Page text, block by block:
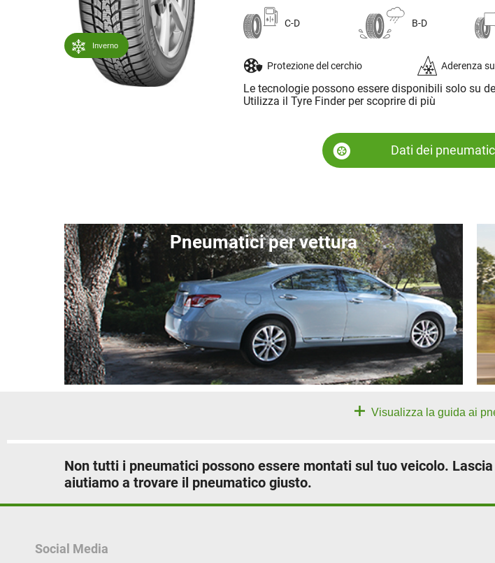
Inverno
C-D B-D
Protezione del cerchio Aderenza
Le tecnologie possono essere disponibili solo su
Utilizza il Tyre Finder per scoprire di più
Dati dei
Pneumatici per vettura
Visualizza la guida ai
Non tutti i pneumatici possono essere montati sul tuo veicolo.
aiutiamo a trovare il pneumatico giusto.
Social Media